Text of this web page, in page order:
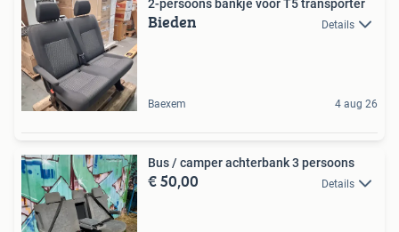
2-persoons bankje voor T5 transporter
Bieden Details
Baexem 4 aug 26
Bus / camper achterbank 3 persoons
€ 50,00 Details